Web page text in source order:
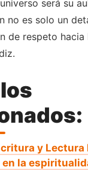
será su
no es solo un
de respeto
y
en la